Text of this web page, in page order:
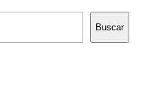
Buscar